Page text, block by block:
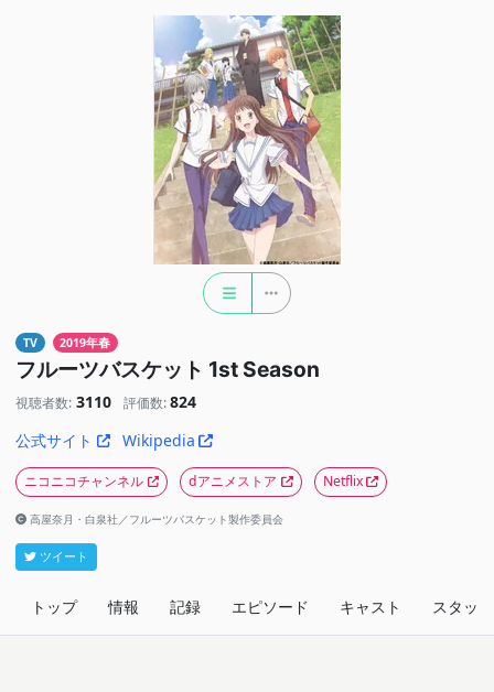
TV 2019年春
フルーツバスケット 1st Season
視聴者数: 3110 評価数: 824
公式サイト
Wikipedia
ニコニコチャンネル dアニメストア Netflix
高屋奈月・白泉社／フルーツバスケット製作委員会
ツイート
トップ 情報 記録 エピソード キャスト スタッフ